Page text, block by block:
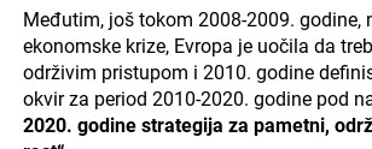
Međutim, još tokom 2008-2009. godine,
ekonomske krize, Evropa je uočila da
održivim pristupom i 2010. godine
okvir za period 2010-2020. godine pod
2020. godine strategija za pametni,